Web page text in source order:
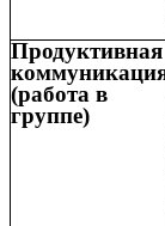
Продуктивная
(работа в
группе)